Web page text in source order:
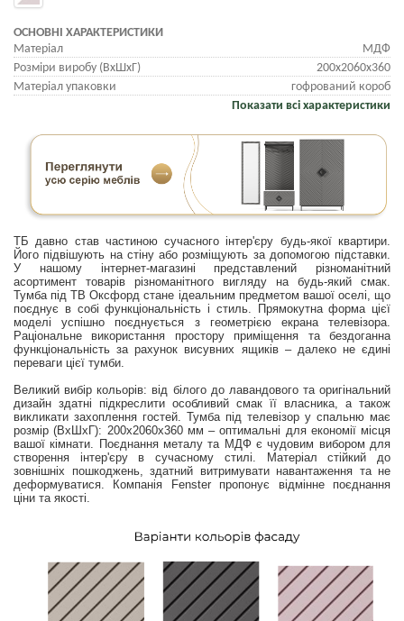
ОСНОВНІ ХАРАКТЕРИСТИКИ
Матеріал
МДФ
Розміри виробу (ВхШхГ)
200x2060х360
Матеріал упаковки
гофрований короб
Показати всі характеристики
ТБ давно став частиною сучасного інтер'єру будь-якої квартири.
Його підвішують на стіну або розміщують за допомогою підставки.
У нашому інтернет-магазині представлений різноманітний
асортимент товарів різноманітного вигляду на будь-який смак.
Тумба під ТВ Оксфорд стане ідеальним предметом вашої оселі, що
поєднує в собі функціональність і стиль. Прямокутна форма цієї
моделі успішно поєднується з геометрією екрана телевізора.
Раціональне використання простору приміщення та бездоганна
функціональність за рахунок висувних ящиків – далеко не єдині
переваги цієї тумби.
Великий вибір кольорів: від білого до лавандового та оригінальний
дизайн здатні підкреслити особливий смак її власника, а також
викликати захоплення гостей. Тумба під телевізор у спальню має
розмір (ВхШхГ): 200x2060х360 мм – оптимальні для економії місця
вашої кімнати. Поєднання металу та МДФ є чудовим вибором для
створення інтер'єру в сучасному стилі. Матеріал стійкий до
зовнішніх пошкоджень, здатний витримувати навантаження та не
деформуватися. Компанія Fenster пропонує відмінне поєднання
ціни та якості.